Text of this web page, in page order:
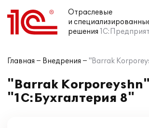
Отраслевые
и
решения
Главная Внедрения "Barrak
"Barrak Korporeyshn"
"1С:Бухгалтерия 8"